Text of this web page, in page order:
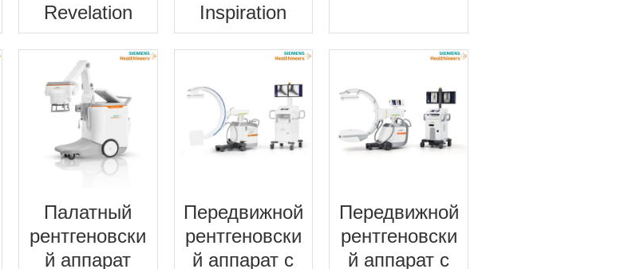
Revelation
Inspiration
Палатный
рентгеновски
й аппарат
Передвижной
рентгеновски
й аппарат с
Передвижной
рентгеновски
й аппарат с